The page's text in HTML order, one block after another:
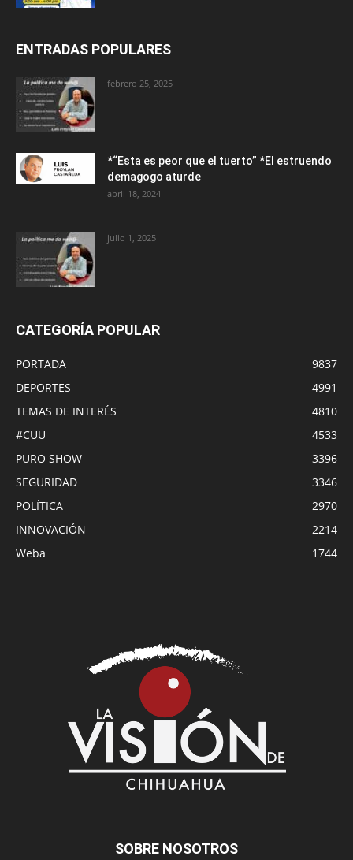
ENTRADAS POPULARES
febrero 25, 2025
*“Esta es peor que el tuerto” *El estruendo
demagogo aturde
abril 18, 2024
julio 1, 2025
CATEGORÍA POPULAR
PORTADA
9837
DEPORTES
4991
TEMAS DE INTERÉS
4810
#CUU
4533
PURO SHOW
3396
SEGURIDAD
3346
POLÍTICA
2970
INNOVACIÓN
2214
Weba
1744
SOBRE NOSOTROS